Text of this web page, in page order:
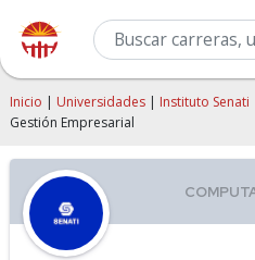
Inicio | Universidades | Instituto Senati
Gestión Empresarial